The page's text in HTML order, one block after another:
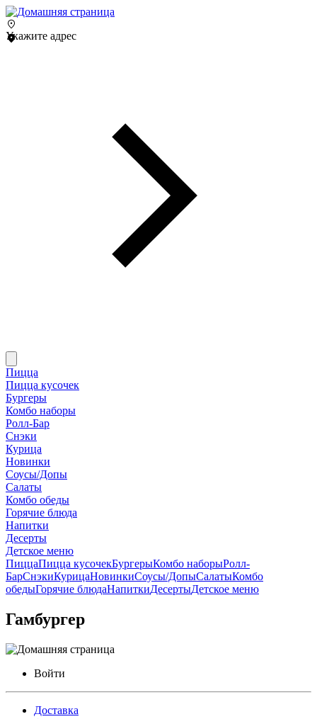
Укажите адрес
Пицца
Пицца кусочек
Бургеры
Комбо наборы
Ролл-Бар
Снэки
Курица
Новинки
Соусы/Допы
Салаты
Комбо обеды
Горячие блюда
Напитки
Десерты
Детское меню
ПиццаПицца кусочекБургерыКомбо наборыРолл-
БарСнэкиКурицаНовинкиСоусы/ДопыСалатыКомбо
обедыГорячие блюдаНапиткиДесертыДетское меню
Гамбургер
Войти
Доставка